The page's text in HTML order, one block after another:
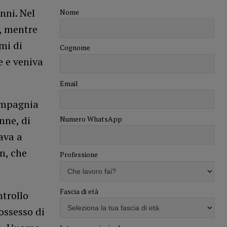
Nel
mentre
di
e veniva
di
a
che
di
Nome
Cognome
Email
Numero WhatsApp
Professione
Fascia di età